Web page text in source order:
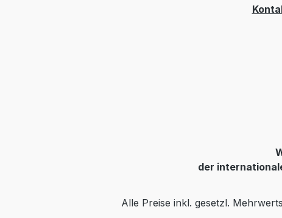
der
Alle Preise inkl. gesetzl.